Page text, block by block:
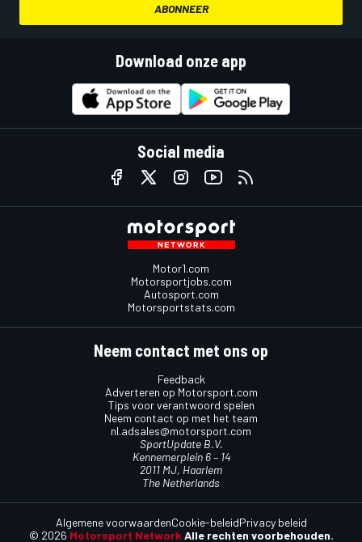
ABONNEER
Download onze app
Social media
Motor1.com
Motorsportjobs.com
Autosport.com
Motorsportstats.com
Neem contact met ons op
Feedback
Adverteren op Motorsport.com
Tips voor verantwoord spelen
Neem contact op met het team
nl.adsales@motorsport.com
SportUpdate B.V.
Kennemerplein 6 – 14
2011 MJ, Haarlem
The Netherlands
© 2026 Motorsport Network Alle rechten voorbehouden.
Algemene voorwaardenCookie-beleidPrivacy beleid